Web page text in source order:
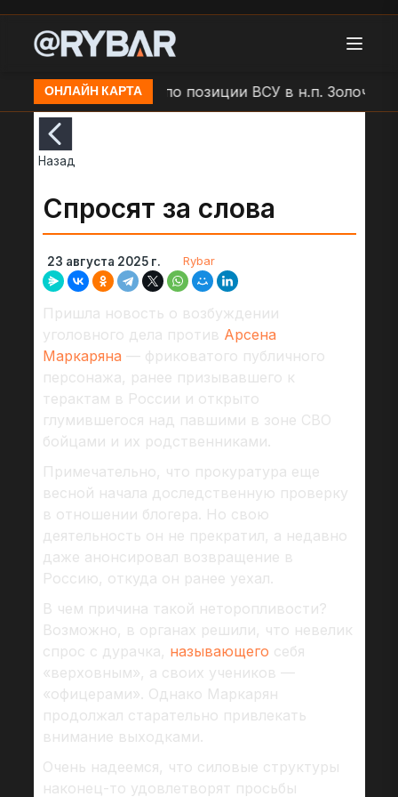
ОНЛАЙН КАРТА
БЛА "Молния" по позиции ВСУ в н.п. Золочев
Назад
Спросят за слова
23 августа 2025 г. Rybar
Пришла новость о возбуждении
уголовного дела против Арсена
Маркаряна — фриковатого публичного
персонажа, ранее призывавшего к
терактам в России и открыто
глумившегося над павшими в зоне СВО
бойцами и их родственниками.
Примечательно, что прокуратура еще
весной начала доследственную проверку
в отношении блогера. Но свою
деятельность он не прекратил, а недавно
даже анонсировал возвращение в
Россию, откуда он ранее уехал.
В чем причина такой неторопливости?
Возможно, в органах решили, что невелик
спрос с дурачка, называющего себя
«верховным», а своих учеников —
«офицерами». Однако Маркарян
продолжал старательно привлекать
внимание выходками.
Очень надеемся, что силовые структуры
наконец-то удовлетворят просьбы